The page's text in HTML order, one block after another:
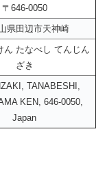
〒646-0050
県田辺市天神崎
ん たなべし てんじん
ざき
TANABESHI,
KEN, 646-0050,
Japan